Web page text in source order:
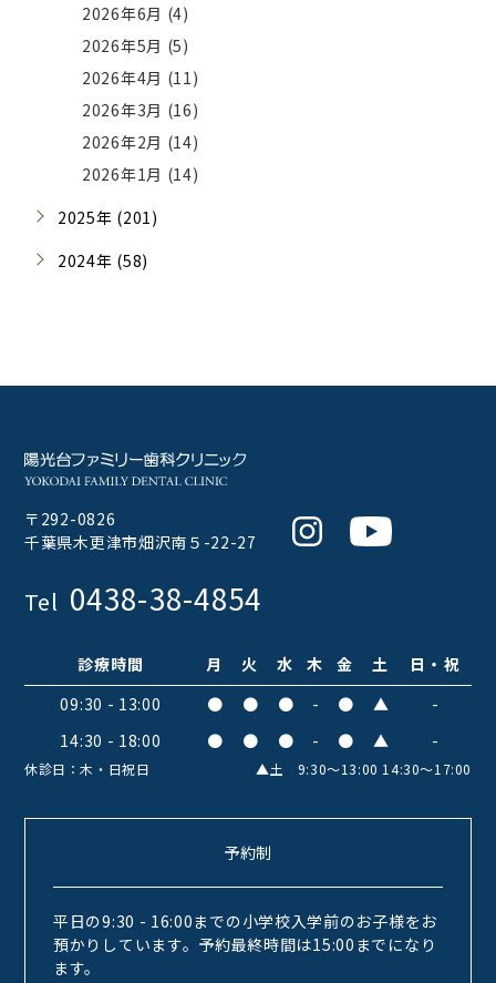
2026年6月 (4)
2026年5月 (5)
2026年4月 (11)
2026年3月 (16)
2026年2月 (14)
2026年1月 (14)
2025年 (201)
2024年 (58)
〒292-0826
千葉県木更津市畑沢南５-22-27
InstagramYoutube
Tel 0438-38-4854
診療時間 月 火 水 木 金 土
日・祝
09:30 - 13:00
● ● ● - ● ▲
-
14:30 - 18:00
● ● ● - ● ▲ -
休診日：木・日祝日 ▲土 9:30〜13:00 14:30〜17:00
予約制
平日の9:30 - 16:00までの小学校入学前のお子様をお
預かりしています。予約最終時間は15:00までになり
ます。